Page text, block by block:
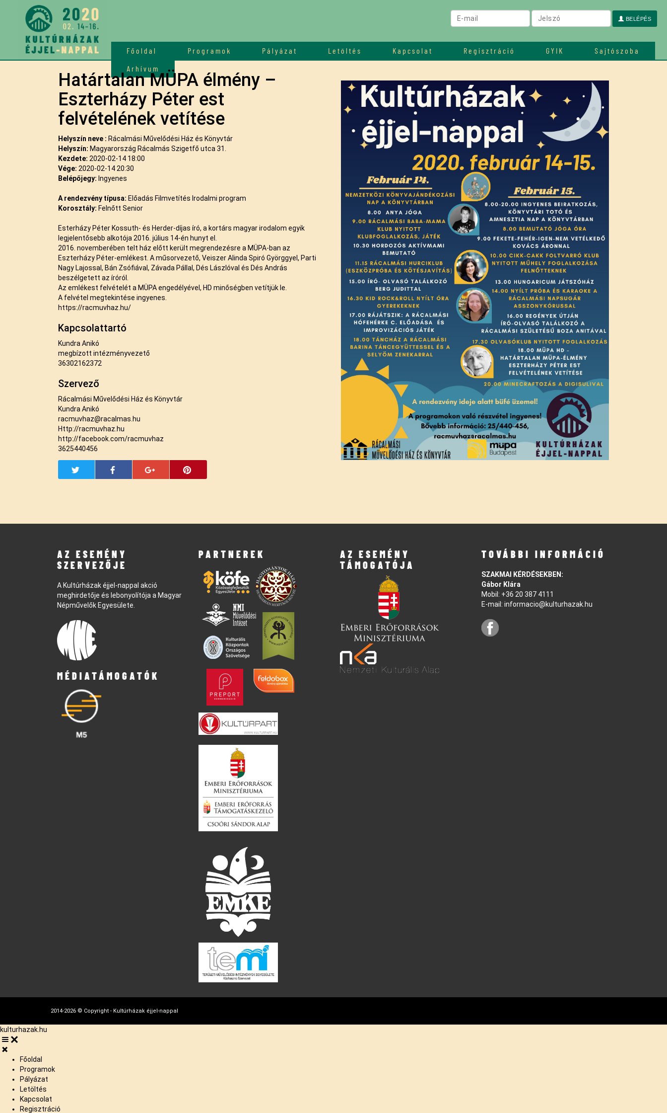
Főoldal Programok Pályázat Letöltés Kapcsolat Regisztráció GYIK
Sajtószoba
Arhívum
BELÉPÉS
Határtalan MÜPA élmény –
Eszterházy Péter est
felvételének vetítése
Helyszín neve : Rácalmási Művelődési Ház és Könyvtár
Helyszín: Magyarország Rácalmás Szigetfő utca 31.
Kezdete: 2020-02-14 18:00
Vége: 2020-02-14 20:30
Belépőjegy: Ingyenes
A rendezvény típusa: Előadás Filmvetítés Irodalmi program
Korosztály: Felnőtt Senior
Esterházy Péter Kossuth- és Herder-díjas író, a kortárs magyar irodalom egyik
legjelentősebb alkotója 2016. július 14-én hunyt el.
2016. novemberében telt ház előtt került megrendezésre a MÜPA-ban az
Eszterházy Péter-emlékest. A műsorvezető, Veiszer Alinda Spiró Györggyel, Parti
Nagy Lajossal, Bán Zsófiával, Závada Pállal, Dés Lászlóval és Dés András
beszélgetett az íróról.
Az emlékest felvételét a MÜPA engedélyével, HD minőségben vetítjük le.
A felvétel megtekintése ingyenes.
https://racmuvhaz.hu/
Kapcsolattartó
Kundra Anikó
megbízott intézményvezető
36302162372
Szervező
Rácalmási Művelődési Ház és Könyvtár
Kundra Anikó
racmuvhaz@racalmas.hu
Http://racmuvhaz.hu
http://facebook.com/racmuvhaz
3625440456
AZ ESEMÉNY
SZERVEZŐJE
A Kultúrházak éjjel-nappal akció
meghirdetője és lebonyolítója a Magyar
Népművelők Egyesülete.
MÉDIATÁMOGATÓK
PARTNEREK
AZ ESEMÉNY
TÁMOGATÓJA
TOVÁBBI INFORMÁCIÓ
SZAKMAI KÉRDÉSEKBEN:
Gábor Klára
Mobil: +36 20 387 4111
E-mail: informacio@kulturhazak.hu
2014-2026 © Copyright - Kultúrházak éjjel-nappal
kulturhazak.hu
Főoldal
Programok
Pályázat
Letöltés
Kapcsolat
Regisztráció